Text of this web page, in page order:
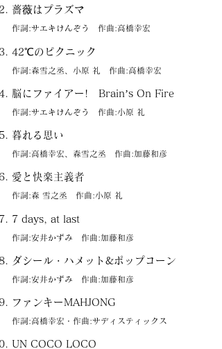
薔薇はプラズマ
作詞:サエキけんぞう 作曲:高橋幸宏
42℃のピクニック
作詞:森雪之丞、小原 礼 作曲:高橋幸宏
脳にファイアー! Brain’s On Fire
作詞:サエキけんぞう 作曲:小原 礼
暮れる思い
作詞:高橋幸宏、森雪之丞 作曲:加藤和彦
愛と快楽主義者
作詞:森 雪之丞 作曲:小原 礼
7 days, at last
作詞:安井かずみ 作曲:加藤和彦
ダシール・ハメット&ポップコーン
作詞:安井かずみ 作曲:加藤和彦
ファンキーMAHJONG
作詞:高橋幸宏・作曲:サディスティックス
UN COCO LOCO